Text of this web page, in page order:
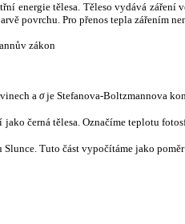
energie tělesa. Těleso vydává
povrchu. Pro přenos tepla zářením
zákon
a σje Stefanova-Boltzmannova
černá tělesa. Označíme teplotu
Tuto část vypočítáme jako